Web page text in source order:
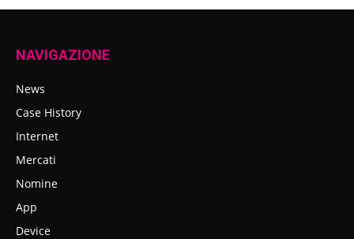
NAVIGAZIONE
News
Case History
Internet
Mercati
Nomine
App
Device